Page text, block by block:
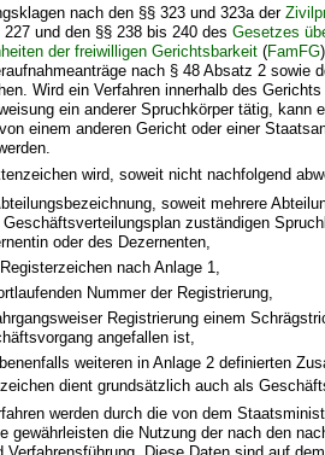
nach den §§ 323 und 323a der
227 und den §§ 238 bis 240 desGesetzes
der freiwilligen Gerichtsbarkeit (FamFG
nach § 48 Absatz 2 sowie
Wird ein Verfahren innerhalb des
ein anderer Spruchkörper tätig, kann
einem anderen Gericht oder einer
wird, soweit nicht nachfolgend
soweit mehrere
Geschäftsverteilungsplan zuständigen
oder des Dezernenten,
nach Anlage 1,
Nummer der Registrierung,
Registrierung einem
angefallen ist,
weiteren in Anlage 2 definierten
dient grundsätzlich auch als
werden durch die von dem
gewährleisten die Nutzung der nach den